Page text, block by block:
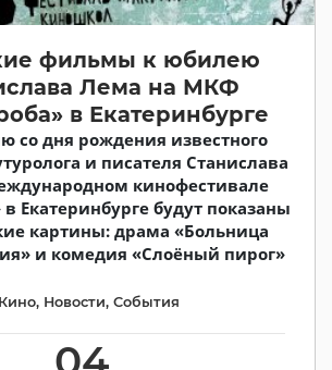
фильмы к юбилею
Лема на МКФ
в Екатеринбурге
со дня рождения известного
и писателя Станислава
кинофестивале
Екатеринбурге будут показаны
картины: драма «Больница
и комедия «Слоёный пирог»
Кино, Новости, События